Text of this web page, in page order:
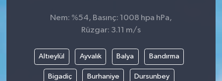
Nem: %54, Basınç: 1008 hpa hPa,
Rüzgar: 3.11 m/s
Altıeylül Ayvalık Balya Bandırma
Bigadiç Burhaniye Dursunbey